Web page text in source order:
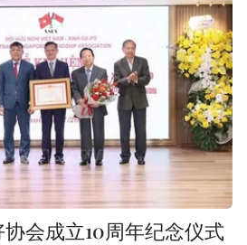
会成立10周年纪念仪式